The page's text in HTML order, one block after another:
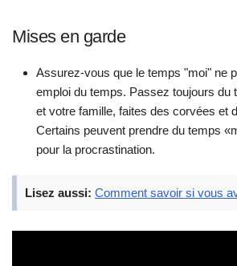
Mises en garde
Assurez-vous que le temps "moi" ne
emploi du temps. Passez toujours du
et votre famille, faites des corvées et
Certains peuvent prendre du temps
pour la procrastination.
Lisez aussi: Comment savoir si vous